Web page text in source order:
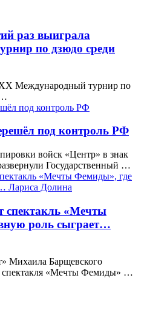
раз выиграла
по дзюдо среди
Международный турнир по
под контроль РФ
войск «Центр» в знак
Государственный …
спектакль «Мечты
роль сыграет…
Михаила Барщевского
спектакля «Мечты Фемиды» …